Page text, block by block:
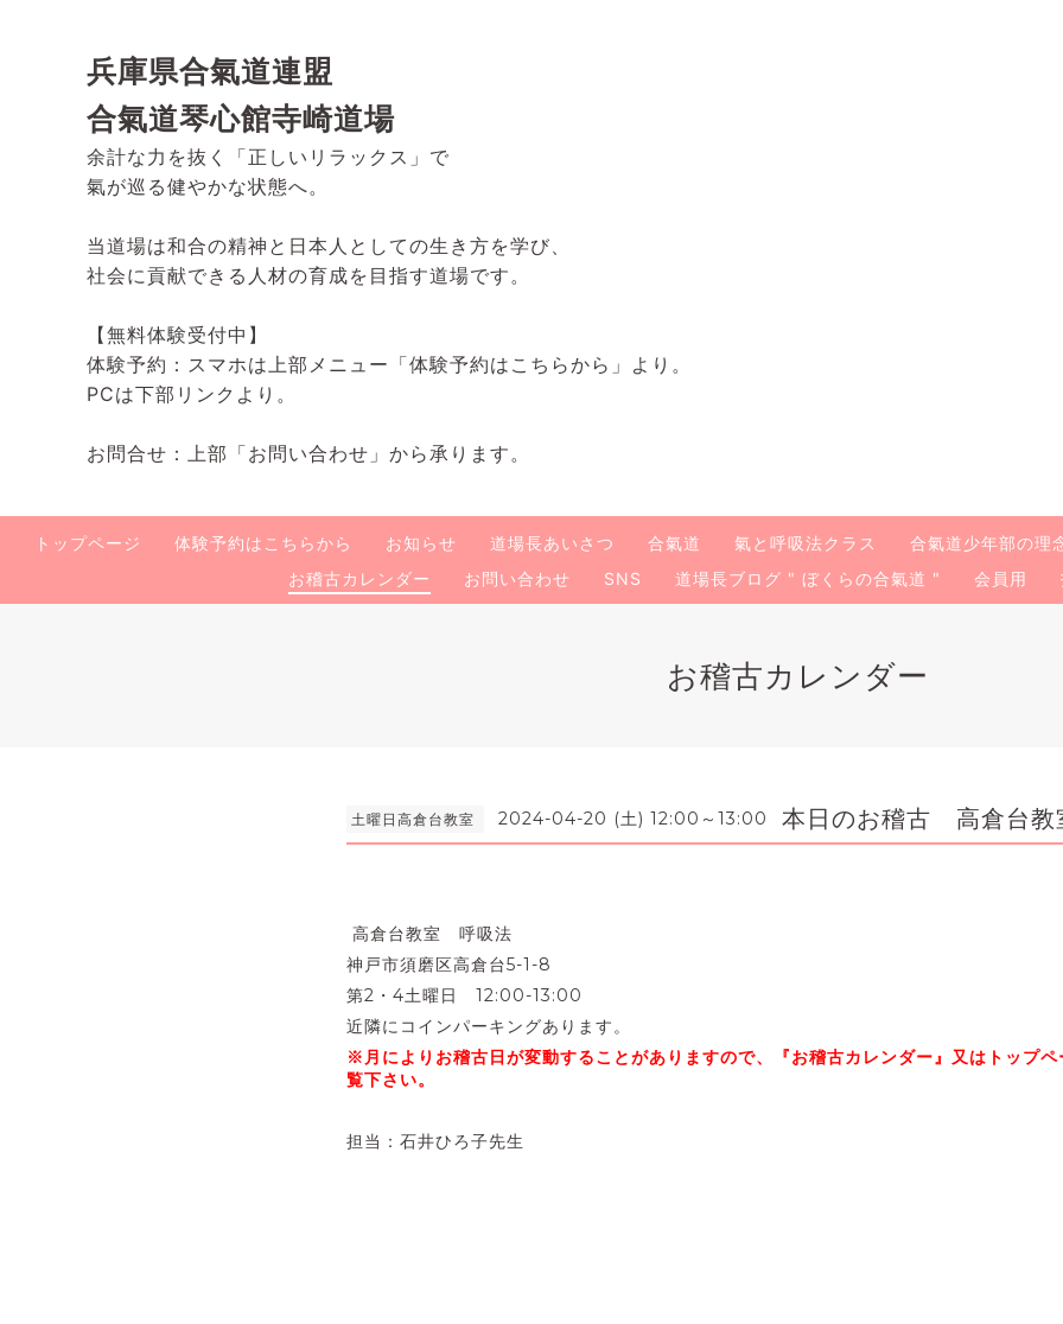
兵庫県合氣道連盟
合氣道琴心館寺崎道場
余計な力を抜く「正しいリラックス」で
氣が巡る健やかな状態へ。
当道場は和合の精神と日本人としての生き方を学び、
社会に貢献できる人材の育成を目指す道場です。
【無料体験受付中】
体験予約：スマホは上部メニュー「体験予約はこちらから」より。
PCは下部リンクより。
お問合せ：上部「お問い合わせ」から承ります。
トップページ 体験予約はこちらから お知らせ 道場長あいさつ 合氣道 氣と呼吸法クラス 合氣道少年部の理
お稽古カレンダー
お問い合わせ SNS 道場長ブログ " ぼくらの合氣道 " 会員用
お稽古カレンダー
土曜日高倉台教室 2024-04-20 (土) 12:00～13:00 本日のお稽古 高倉台
高倉台教室 呼吸法
神戸市須磨区高倉台5-1-8
第2・4土曜日 12:00-13:00
近隣にコインパーキングあります。
※月によりお稽古日が変動することがありますので、『お稽古カレンダー』又はトップ
覧下さい。
担当：石井ひろ子先生